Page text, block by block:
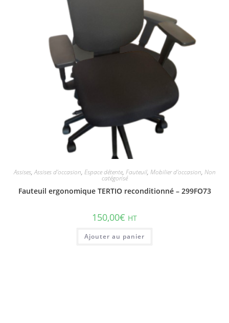
Assises,Assises d'occasion, Espace détente, Fauteuil, Mobilier d'occasion, Non
catégorisé
Fauteuil ergonomique TERTIO reconditionné – 299FO73
150,00€ HT
Ajouter au panier